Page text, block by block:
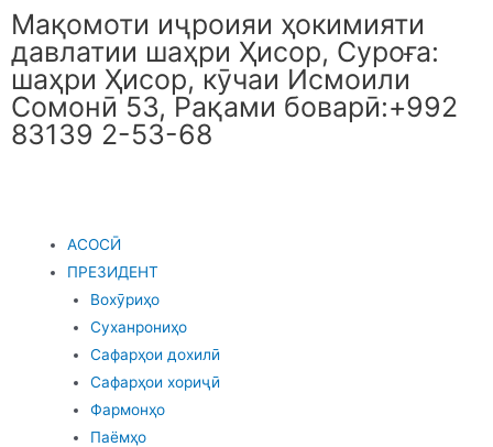
Мақомоти иҷроияи ҳокимияти
давлатии шаҳри Ҳисор, Суроға:
шаҳри Ҳисор, кӯчаи Исмоили
Сомонӣ 53, Рақами боварӣ:+992
83139 2-53-68
АСОСӢ
ПРЕЗИДЕНТ
Вохӯриҳо
Суханрониҳо
Сафарҳои дохилӣ
Сафарҳои хориҷӣ
Фармонҳо
Паёмҳо